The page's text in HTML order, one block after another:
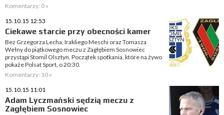
Komentarzy: 0 »
15.10.15 12:53
Ciekawe starcie przy obecności kamer
Bez Grzegorza Lecha, Irakliego Meschi oraz Tomasza
Wełny do piątkowego meczu z Zagłębiem Sosnowiec
przystąpi Stomil Olsztyn. Początek spotkania, które na żywo
pokaże Polsat Sport, o 20:30.
Komentarzy: 10 »
15.10.15 11:01
Adam Lyczmański sędzią meczu z
Zagłębiem Sosnowiec